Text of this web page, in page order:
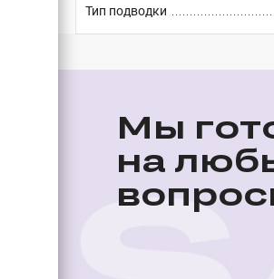
Тип подводки
Мы
на